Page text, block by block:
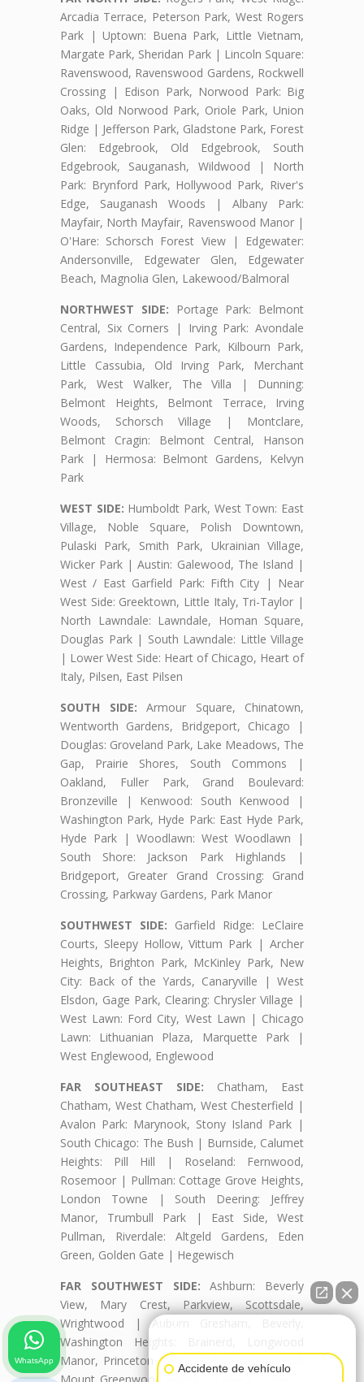
Arcadia Terrace, Peterson Park, West Rogers
Park | Uptown: Buena Park, Little Vietnam,
Margate Park, Sheridan Park | Lincoln Square:
Ravenswood, Ravenswood Gardens, Rockwell
Crossing | Edison Park, Norwood Park: Big
Oaks, Old Norwood Park, Oriole Park, Union
Ridge | Jefferson Park, Gladstone Park, Forest
Glen: Edgebrook, Old Edgebrook, South
Edgebrook, Sauganash, Wildwood | North
Park: Brynford Park, Hollywood Park, River's
Edge, Sauganash Woods | Albany Park:
Mayfair, North Mayfair, Ravenswood Manor |
O'Hare: Schorsch Forest View | Edgewater:
Andersonville, Edgewater Glen, Edgewater
Beach, Magnolia Glen, Lakewood/Balmoral
NORTHWEST SIDE: Portage Park: Belmont
Central, Six Corners | Irving Park: Avondale
Gardens, Independence Park, Kilbourn Park,
Little Cassubia, Old Irving Park, Merchant
Park, West Walker, The Villa | Dunning:
Belmont Heights, Belmont Terrace, Irving
Woods, Schorsch Village | Montclare,
Belmont Cragin: Belmont Central, Hanson
Park | Hermosa: Belmont Gardens, Kelvyn
Park
WEST SIDE: Humboldt Park, West Town: East
Village, Noble Square, Polish Downtown,
Pulaski Park, Smith Park, Ukrainian Village,
Wicker Park | Austin: Galewood, The Island |
West / East Garfield Park: Fifth City | Near
West Side: Greektown, Little Italy, Tri-Taylor |
North Lawndale: Lawndale, Homan Square,
Douglas Park | South Lawndale: Little Village
| Lower West Side: Heart of Chicago, Heart of
Italy, Pilsen, East Pilsen
SOUTH SIDE: Armour Square, Chinatown,
Wentworth Gardens, Bridgeport, Chicago |
Douglas: Groveland Park, Lake Meadows, The
Gap, Prairie Shores, South Commons |
Oakland, Fuller Park, Grand Boulevard:
Bronzeville | Kenwood: South Kenwood |
Washington Park, Hyde Park: East Hyde Park,
Hyde Park | Woodlawn: West Woodlawn |
South Shore: Jackson Park Highlands |
Bridgeport, Greater Grand Crossing: Grand
Crossing, Parkway Gardens, Park Manor
SOUTHWEST SIDE: Garfield Ridge: LeClaire
Courts, Sleepy Hollow, Vittum Park | Archer
Heights, Brighton Park, McKinley Park, New
City: Back of the Yards, Canaryville | West
Elsdon, Gage Park, Clearing: Chrysler Village |
West Lawn: Ford City, West Lawn | Chicago
Lawn: Lithuanian Plaza, Marquette Park |
West Englewood, Englewood
FAR SOUTHEAST SIDE: Chatham, East
Chatham, West Chatham, West Chesterfield |
Avalon Park: Marynook, Stony Island Park |
South Chicago: The Bush | Burnside, Calumet
Heights: Pill Hill | Roseland: Fernwood,
Rosemoor | Pullman: Cottage Grove Heights,
London Towne | South Deering: Jeffrey
Manor, Trumbull Park | East Side, West
Pullman, Riverdale: Altgeld Gardens, Eden
Green, Golden Gate | Hegewisch
FAR SOUTHWEST SIDE: Ashburn: Beverly
View, Mary Crest, Parkview, Scottsdale,
Wrightwood | Auburn Gresham, Beverly,
Washington Heights: Brainerd, Longwood
Manor, Princeton Park | Mount Greenwood:
Mount Greenwood Heights, Talley's Corner |
Accidente de vehículo
WhatsApp